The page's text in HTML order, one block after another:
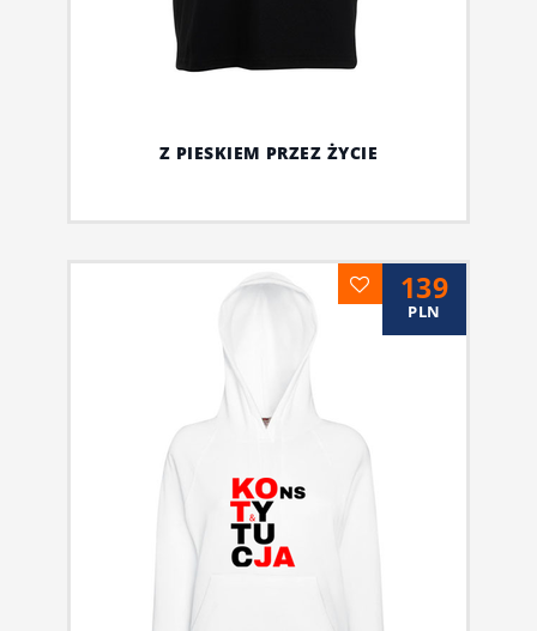
Z PIESKIEM PRZEZ ŻYCIE
139
PLN